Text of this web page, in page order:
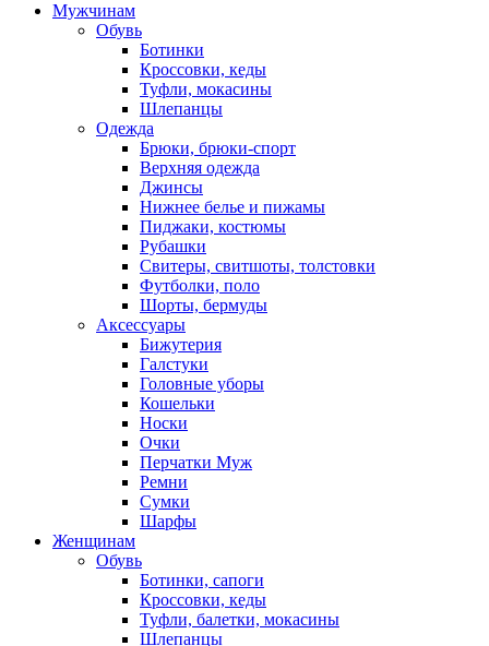
Мужчинам
Обувь
Ботинки
Кроссовки, кеды
Туфли, мокасины
Шлепанцы
Одежда
Брюки, брюки-спорт
Верхняя одежда
Джинсы
Нижнее белье и пижамы
Пиджаки, костюмы
Рубашки
Свитеры, свитшоты, толстовки
Футболки, поло
Шорты, бермуды
Аксессуары
Бижутерия
Галстуки
Головные уборы
Кошельки
Носки
Очки
Перчатки Муж
Ремни
Сумки
Шарфы
Женщинам
Обувь
Ботинки, сапоги
Кроссовки, кеды
Туфли, балетки, мокасины
Шлепанцы